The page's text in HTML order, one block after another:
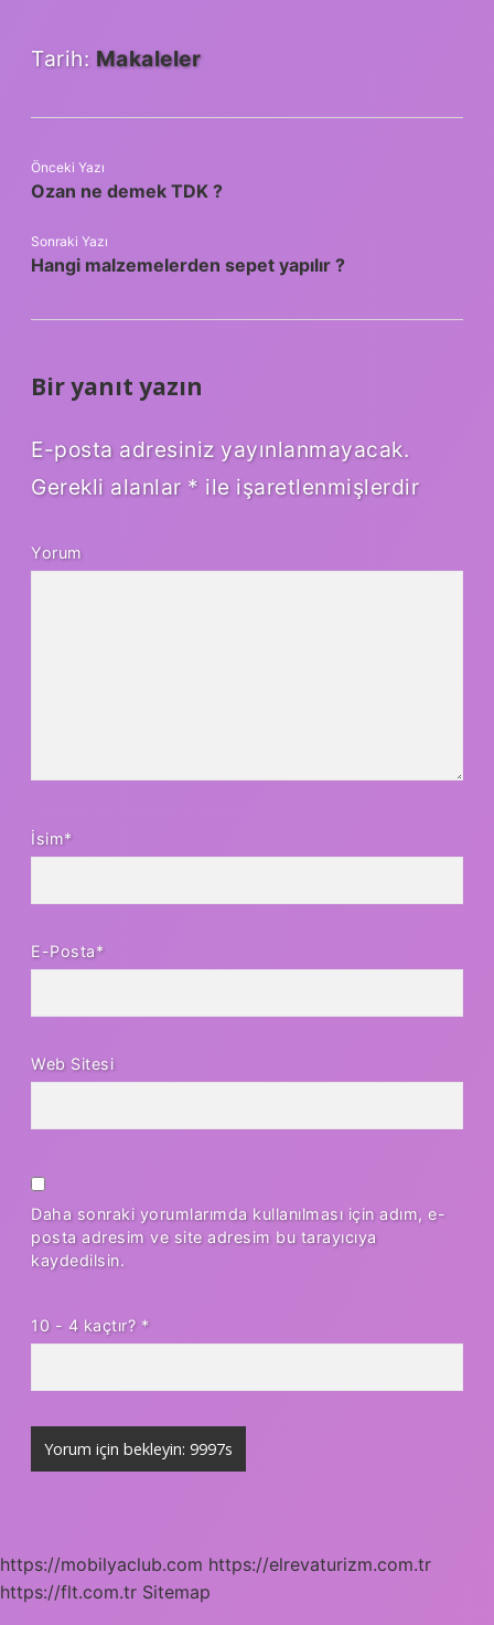
Tarih: Makaleler
Önceki Yazı
Ozan ne demek TDK ?
Sonraki Yazı
Hangi malzemelerden sepet yapılır ?
Bir yanıt yazın
E-posta adresiniz yayınlanmayacak.
Gerekli alanlar * ile işaretlenmişlerdir
Yorum
İsim*
E-Posta*
Web Sitesi
Daha sonraki yorumlarımda kullanılması için adım, e-
posta adresim ve site adresim bu tarayıcıya
kaydedilsin.
10 - 4 kaçtır? *
https://mobilyaclub.com https://elrevaturizm.com.tr
https://flt.com.tr Sitemap